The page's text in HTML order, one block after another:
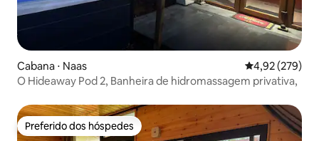
Cabana ⋅ Naas 4,92 de uma
4,92 (279)
O Hideaway Pod 2, Banheira de hidromassagem privativa,
Preferido dos hóspedes
Preferido dos hóspedes